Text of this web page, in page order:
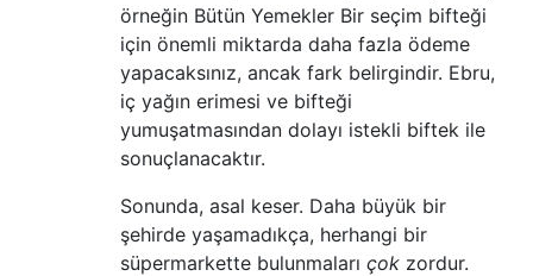
örneğin Bütün Yemekler Bir seçim bifteği
için önemli miktarda daha fazla ödeme
yapacaksınız, ancak fark belirgindir. Ebru,
iç yağın erimesi ve bifteği
yumuşatmasından dolayı istekli biftek ile
sonuçlanacaktır.
Sonunda, asal keser. Daha büyük bir
şehirde yaşamadıkça, herhangi bir
süpermarkette bulunmaları çok zordur.